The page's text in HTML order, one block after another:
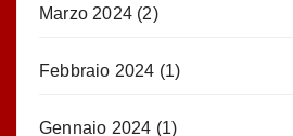
Marzo 2024 (2)
Febbraio 2024 (1)
Gennaio 2024 (1)